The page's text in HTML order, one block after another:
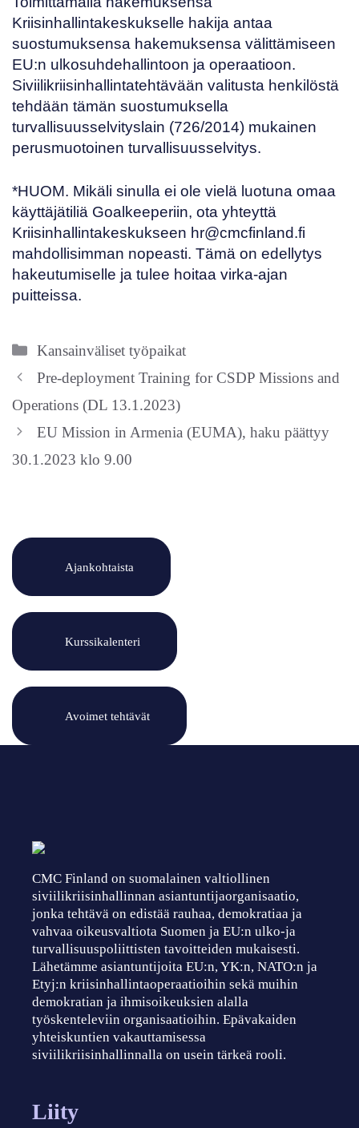
Kriisinhallintakeskukselle hakija antaa
suostumuksensa hakemuksensa välittämiseen
EU:n ulkosuhdehallintoon ja operaatioon.
Siviilikriisinhallintatehtävään valitusta henkilöstä
tehdään tämän suostumuksella
turvallisuusselvityslain (726/2014) mukainen
perusmuotoinen turvallisuusselvitys.
*HUOM. Mikäli sinulla ei ole vielä luotuna omaa
käyttäjätiliä Goalkeeperiin, ota yhteyttä
Kriisinhallintakeskukseen hr@cmcfinland.fi
mahdollisimman nopeasti. Tämä on edellytys
hakeutumiselle ja tulee hoitaa virka-ajan
puitteissa.
Kategoriat
Kansainväliset työpaikat
Pre-deployment Training for CSDP Missions and
Operations (DL 13.1.2023)
EU Mission in Armenia (EUMA), haku päättyy
30.1.2023 klo 9.00
Ajankohtaista
Kurssikalenteri
Avoimet tehtävät
CMC Finland on suomalainen valtiollinen
siviilikriisinhallinnan asiantuntijaorganisaatio,
jonka tehtävä on edistää rauhaa, demokratiaa ja
vahvaa oikeusvaltiota Suomen ja EU:n ulko-ja
turvallisuuspoliittisten tavoitteiden mukaisesti.
Lähetämme asiantuntijoita EU:n, YK:n, NATO:n ja
Etyj:n kriisinhallintaoperaatioihin sekä muihin
demokratian ja ihmisoikeuksien alalla
työskenteleviin organisaatioihin. Epävakaiden
yhteiskuntien vakauttamisessa
siviilikriisinhallinnalla on usein tärkeä rooli.
Liity